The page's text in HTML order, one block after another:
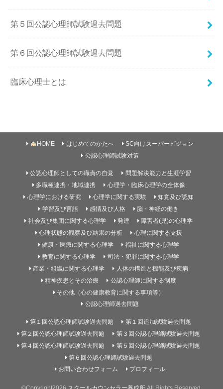
第５回公認心理師試験過去問題
第６回公認心理師試験過去問題
臨床心理士とは
HOME はじめてのかたへ
SC向けスーパービジョン
公認心理師試験対策
公認心理師としての職責の自覚
問題解決能力と生涯学習
多職種連携・地域連携
心理学・臨床心理学の全体像
心理学における研究
心理学に関する実験
知覚及び認知
学習及び言語
感情及び人格
脳・神経の働き
社会及び集団に関する心理学
発達
障害者(児)の心理学
心理状態の観察及び結果の分析
心理に関する支援
健康・医療に関する心理学
福祉に関する心理学
教育に関する心理学
司法・犯罪に関する心理学
産業・組織に関する心理学
人体の構造と機能及び疾病
精神疾患とその治療
公認心理師に関する制度
その他（心の健康教育に関する事項等）
公認心理師過去問題
第１回公認心理師試験過去問題
第１回追加試験過去問題
第２回公認心理師試験過去問題
第３回公認心理師試験過去問題
第４回公認心理師試験過去問題
第５回公認心理師試験過去問題
第６回公認心理師試験過去問題
お問い合わせフォーム
プロフィール